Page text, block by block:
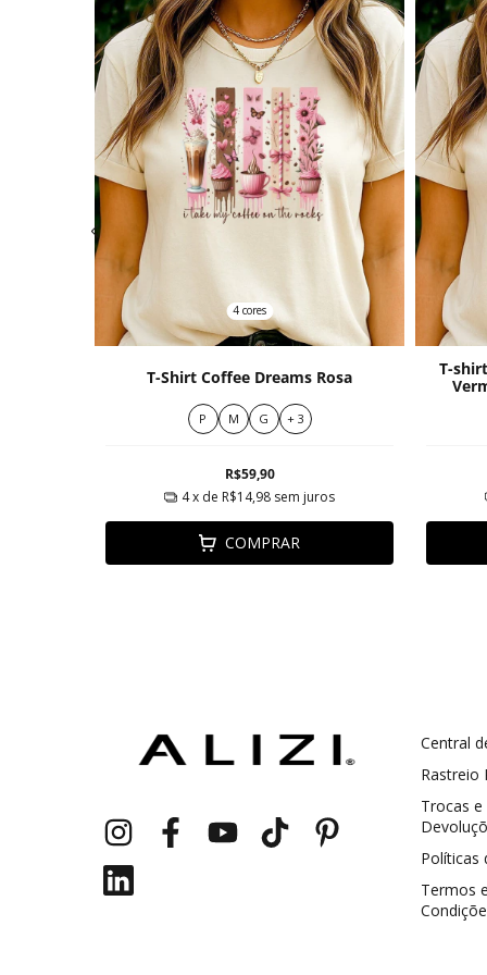
4 cores
T-Shirt Coffee Dreams Rosa
P M G + 3
R$59,90
4x de R$14,98 sem juros
COMPRAR
T-
Central
Rastreio
Trocas e
Políticas
Termos e
Cupom 1a compra: GANHE5